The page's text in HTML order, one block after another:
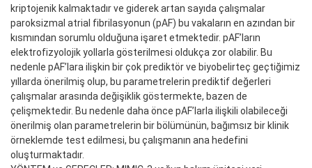
kriptojenik kalmaktadır ve giderek artan sayıda çalışmalar
paroksizmal atrial fibrilasyonun (pAF) bu vakaların en azından bir
kısmından sorumlu olduğuna işaret etmektedir. pAF’ların
elektrofizyolojik yollarla gösterilmesi oldukça zor olabilir. Bu
nedenle pAF’lara ilişkin bir çok prediktör ve biyobelirteç geçtiğimiz
yıllarda önerilmiş olup, bu parametrelerin prediktif değerleri
çalışmalar arasında değişiklik göstermekte, bazen de
çelişmektedir. Bu nedenle daha önce pAF’larla ilişkili olabileceği
önerilmiş olan parametrelerin bir bölümünün, bağımsız bir klinik
örneklemde test edilmesi, bu çalışmanın ana hedefini
oluşturmaktadır.